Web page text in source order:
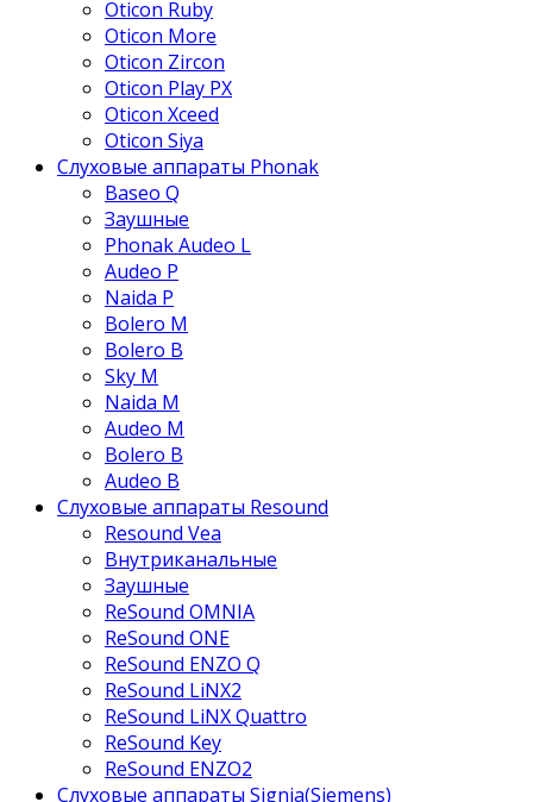
Oticon Ruby
Oticon More
Oticon Zircon
Oticon Play PX
Oticon Xceed
Oticon Siya
Слуховые аппараты Phonak
Baseo Q
Заушные
Phonak Audeo L
Audeo P
Naida P
Bolero M
Bolero B
Sky M
Naida M
Audeo М
Bolero B
Audeo B
Слуховые аппараты Resound
Resound Vea
Внутриканальные
Заушные
ReSound OMNIA
ReSound ONE
ReSound ENZO Q
ReSound LiNX2
ReSound LiNX Quattro
ReSound Key
ReSound ENZO2
Слуховые аппараты Signia(Siemens)